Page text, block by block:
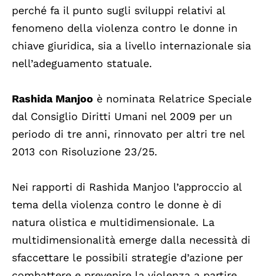
perché fa il punto sugli sviluppi relativi al
fenomeno della violenza contro le donne in
chiave giuridica, sia a livello internazionale sia
nell’adeguamento statuale.
Rashida Manjoo è nominata Relatrice Speciale
dal Consiglio Diritti Umani nel 2009 per un
periodo di tre anni, rinnovato per altri tre nel
2013 con Risoluzione 23/25.
Nei rapporti di Rashida Manjoo l’approccio al
tema della violenza contro le donne è di
natura olistica e multidimensionale. La
multidimensionalità emerge dalla necessità di
sfaccettare le possibili strategie d’azione per